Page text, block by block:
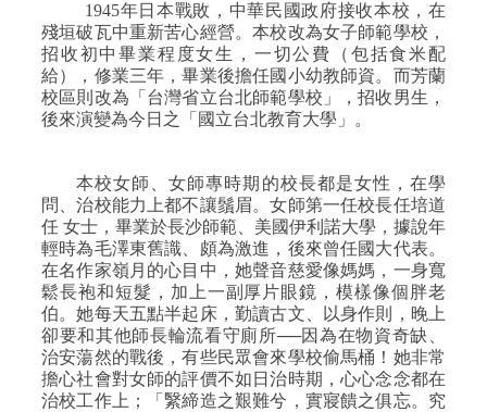
1945年日本戰敗，中華民國政府接收本校，在
殘垣破瓦中重新苦心經營。本校改為女子師範學校，
招收初中畢業程度女生，一切公費（包括食米配
給），修業三年，畢業後擔任國小幼教師資。而芳蘭
校區則改為「台灣省立台北師範學校」，招收男生，
後來演變為今日之「國立台北教育大學」。
本校女師、女師專時期的校長都是女性，在學
問、治校能力上都不讓鬚眉。女師第一任校長任培道
任 女士，畢業於長沙師範、美國伊利諾大學，據說年
輕時為毛澤東舊識、頗為激進，後來曾任國大代表。
在名作家嶺月的心目中，她聲音慈愛像媽媽，一身寬
鬆長袍和短髮，加上一副厚片眼鏡，模樣像個胖老
伯。她每天五點半起床，勤讀古文、以身作則，晚上
卻要和其他師長輪流看守廁所──因為在物資奇缺、
治安蕩然的戰後，有些民眾會來學校偷馬桶！她非常
擔心社會對女師的評價不如日治時期，心心念念都在
治校工作上；「繄締造之艱難兮，實寢饋之俱忘。究